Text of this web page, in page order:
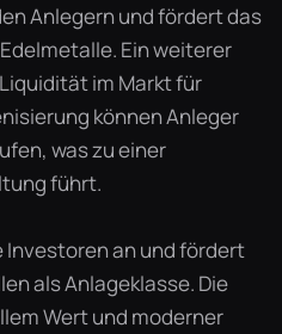
Anlegern und fördert das
Ein weiterer
im Markt für
können Anleger
was zu einer
führt.
an und fördert
als Anlageklasse. Die
Wert und moderner